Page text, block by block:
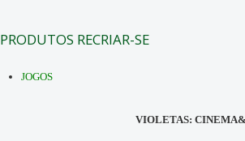
PRODUTOS RECRIAR-SE
JOGOS
VIOLETAS: